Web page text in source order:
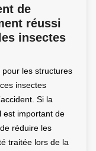
de
réussi
insectes
les structures
insectes
Si la
est important de
réduire les
traitée lors de la